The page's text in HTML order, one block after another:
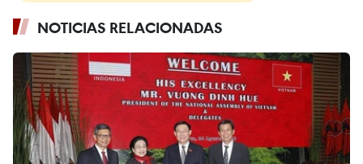
NOTICIAS RELACIONADAS